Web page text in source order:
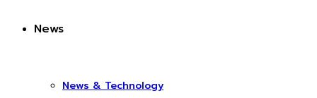
News
News & Technology